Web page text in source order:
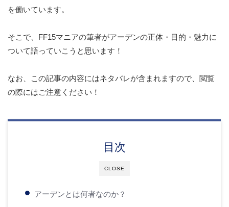
を働いています。
そこで、FF15マニアの筆者がアーデンの正体・目的・魅力に
ついて語っていこうと思います！
なお、この記事の内容にはネタバレが含まれますので、閲覧
の際にはご注意ください！
CLOSE
目次
アーデンとは何者なのか？